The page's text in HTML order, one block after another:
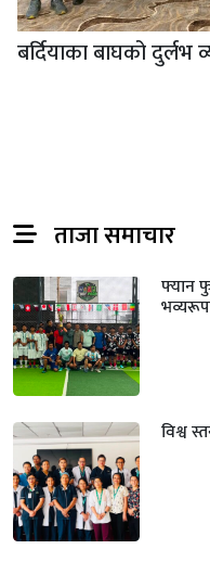
बर्दियाका बाघको दुर्लभ
ताजा समाचार
फ्यान
विश्व